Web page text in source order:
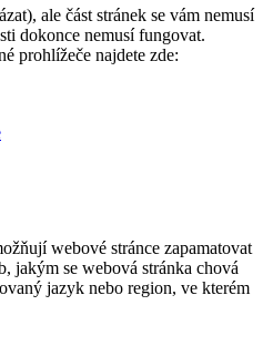
ale část stránek se vám nemusí
dokonce nemusí fungovat.
prohlížeče najdete zde:
webové stránce zapamatovat
jakým se webová stránka chová
jazyk nebo region, ve kterém